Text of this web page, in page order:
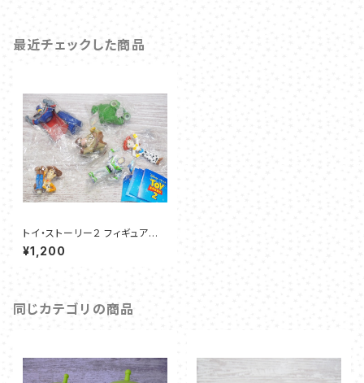
最近チェックした商品
トイ・ストーリー２ フィギュアコ
レクション（ガシャポン）
¥1,200
同じカテゴリの商品